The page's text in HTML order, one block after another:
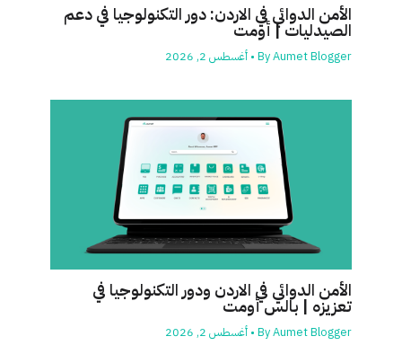
الأمن الدوائي في الاردن: دور التكنولوجيا في دعم
الصيدليات | أومت
ByAumet Blogger
•أغسطس 2, 2026
الأمن الدوائي في الاردن ودور التكنولوجيا في
تعزيزه | بالس أومت
ByAumet Blogger
•أغسطس 2, 2026